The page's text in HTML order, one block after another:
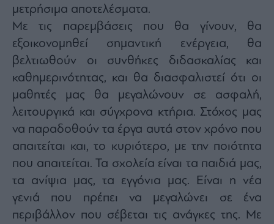
μετρήσιμα αποτελέσματα.
Με τις παρεμβάσεις που θα γίνουν, θα
εξοικονομηθεί σημαντική ενέργεια, θα
βελτιωθούν οι συνθήκες διδασκαλίας και
καθημερινότητας, και θα διασφαλιστεί ότι οι
μαθητές μας θα μεγαλώνουν σε ασφαλή,
λειτουργικά και σύγχρονα κτήρια. Στόχος μας
να παραδοθούν τα έργα αυτά στον χρόνο που
απαιτείται και, το κυριότερο, με την ποιότητα
που απαιτείται. Τα σχολεία είναι τα παιδιά μας,
τα ανίψια μας, τα εγγόνια μας. Είναι η νέα
γενιά που πρέπει να μεγαλώνει σε ένα
περιβάλλον που σέβεται τις ανάγκες της. Με